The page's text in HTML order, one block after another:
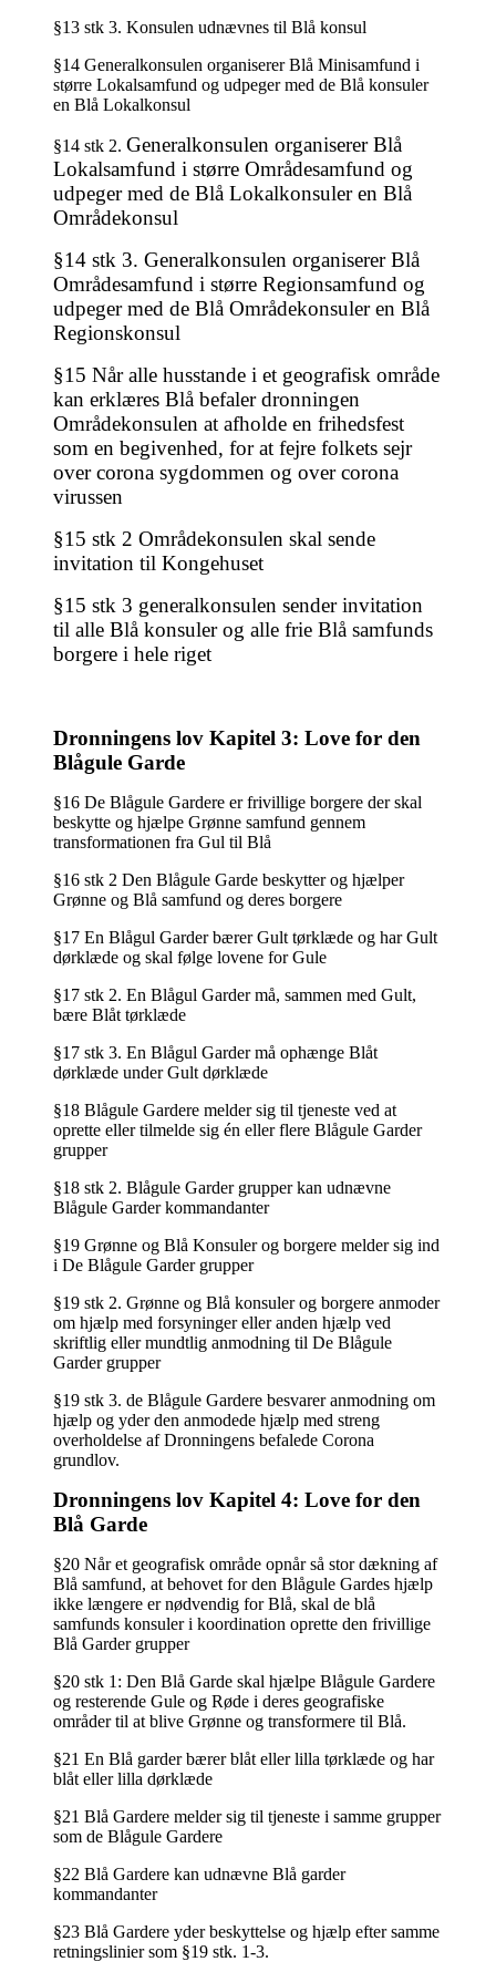
§13 stk 3. Konsulen udnævnes til Blå konsul
§14 Generalkonsulen organiserer Blå Minisamfund i
større Lokalsamfund og udpeger med de Blå konsuler
en Blå Lokalkonsul
§14 stk 2. Generalkonsulen organiserer Blå
Lokalsamfund i større Områdesamfund og
udpeger med de Blå Lokalkonsuler en Blå
Områdekonsul
§14 stk 3. Generalkonsulen organiserer Blå
Områdesamfund i større Regionsamfund og
udpeger med de Blå Områdekonsuler en Blå
Regionskonsul
§15 Når alle husstande i et geografisk område
kan erklæres Blå befaler dronningen
Områdekonsulen at afholde en frihedsfest
som en begivenhed, for at fejre folkets sejr
over corona sygdommen og over corona
virussen
§15 stk 2 Områdekonsulen skal sende
invitation til Kongehuset
§15 stk 3 generalkonsulen sender invitation
til alle Blå konsuler og alle frie Blå samfunds
borgere i hele riget
Dronningens lov Kapitel 3: Love for den
Blågule Garde
§16 De Blågule Gardere er frivillige borgere der skal
beskytte og hjælpe Grønne samfund gennem
transformationen fra Gul til Blå
§16 stk 2 Den Blågule Garde beskytter og hjælper
Grønne og Blå samfund og deres borgere
§17 En Blågul Garder bærer Gult tørklæde og har Gult
dørklæde og skal følge lovene for Gule
§17 stk 2. En Blågul Garder må, sammen med Gult,
bære Blåt tørklæde
§17 stk 3. En Blågul Garder må ophænge Blåt
dørklæde under Gult dørklæde
§18 Blågule Gardere melder sig til tjeneste ved at
oprette eller tilmelde sig én eller flere Blågule Garder
grupper
§18 stk 2. Blågule Garder grupper kan udnævne
Blågule Garder kommandanter
§19 Grønne og Blå Konsuler og borgere melder sig ind
i De Blågule Garder grupper
§19 stk 2. Grønne og Blå konsuler og borgere anmoder
om hjælp med forsyninger eller anden hjælp ved
skriftlig eller mundtlig anmodning til De Blågule
Garder grupper
§19 stk 3. de Blågule Gardere besvarer anmodning om
hjælp og yder den anmodede hjælp med streng
overholdelse af Dronningens befalede Corona
grundlov.
Dronningens lov Kapitel 4: Love for den
Blå Garde
§20 Når et geografisk område opnår så stor dækning af
Blå samfund, at behovet for den Blågule Gardes hjælp
ikke længere er nødvendig for Blå, skal de blå
samfunds konsuler i koordination oprette den frivillige
Blå Garder grupper
§20 stk 1: Den Blå Garde skal hjælpe Blågule Gardere
og resterende Gule og Røde i deres geografiske
områder til at blive Grønne og transformere til Blå.
§21 En Blå garder bærer blåt eller lilla tørklæde og har
blåt eller lilla dørklæde
§21 Blå Gardere melder sig til tjeneste i samme grupper
som de Blågule Gardere
§22 Blå Gardere kan udnævne Blå garder
kommandanter
§23 Blå Gardere yder beskyttelse og hjælp efter samme
retningslinier som §19 stk. 1-3.